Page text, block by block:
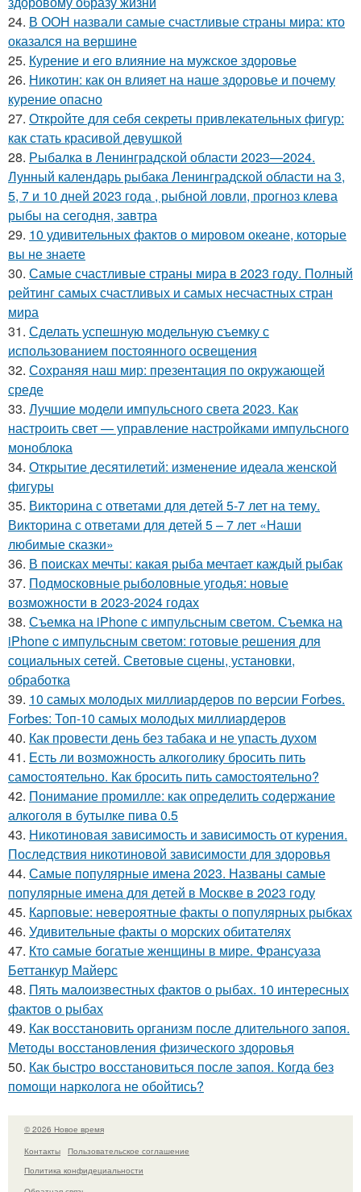
24. В ООН назвали самые счастливые страны мира: кто
оказался на вершине
25. Курение и его влияние на мужское здоровье
26. Никотин: как он влияет на наше здоровье и почему
курение опасно
27. Откройте для себя секреты привлекательных фигур:
как стать красивой девушкой
28. Рыбалка в Ленинградской области 2023—2024.
Лунный календарь рыбака Ленинградской области на 3,
5, 7 и 10 дней 2023 года , рыбной ловли, прогноз клева
рыбы на сегодня, завтра
29. 10 удивительных фактов о мировом океане, которые
вы не знаете
30. Самые счастливые страны мира в 2023 году. Полный
рейтинг самых счастливых и самых несчастных стран
мира
31. Сделать успешную модельную съемку с
использованием постоянного освещения
32. Сохраняя наш мир: презентация по окружающей
среде
33. Лучшие модели импульсного света 2023. Как
настроить свет — управление настройками импульсного
моноблока
34. Открытие десятилетий: изменение идеала женской
фигуры
35. Викторина с ответами для детей 5-7 лет на тему.
Викторина с ответами для детей 5 – 7 лет «Наши
любимые сказки»
36. В поисках мечты: какая рыба мечтает каждый рыбак
37. Подмосковные рыболовные угодья: новые
возможности в 2023-2024 годах
38. Съемка на iPhone с импульсным светом. Съемка на
iPhone c импульсным светом: готовые решения для
социальных сетей. Световые сцены, установки,
обработка
39. 10 самых молодых миллиардеров по версии Forbes.
Forbes: Топ-10 самых молодых миллиардеров
40. Как провести день без табака и не упасть духом
41. Есть ли возможность алкоголику бросить пить
самостоятельно. Как бросить пить самостоятельно?
42. Понимание промилле: как определить содержание
алкоголя в бутылке пива 0.5
43. Никотиновая зависимость и зависимость от курения.
Последствия никотиновой зависимости для здоровья
44. Самые популярные имена 2023. Названы самые
популярные имена для детей в Москве в 2023 году
45. Карповые: невероятные факты о популярных рыбках
46. Удивительные факты о морских обитателях
47. Кто самые богатые женщины в мире. Франсуаза
Беттанкур Майерс
48. Пять малоизвестных фактов о рыбах. 10 интересных
фактов о рыбах
49. Как восстановить организм после длительного запоя.
Методы восстановления физического здоровья
50. Как быстро восстановиться после запоя. Когда без
помощи нарколога не обойтись?
© 2026 Новое время
Контакты
Пользовательское соглашение
Политика конфидециальности